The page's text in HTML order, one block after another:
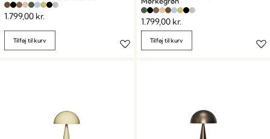
1.799,00 kr.
Tilføj til kurv
1.799,00 kr.
Tilføj til kurv